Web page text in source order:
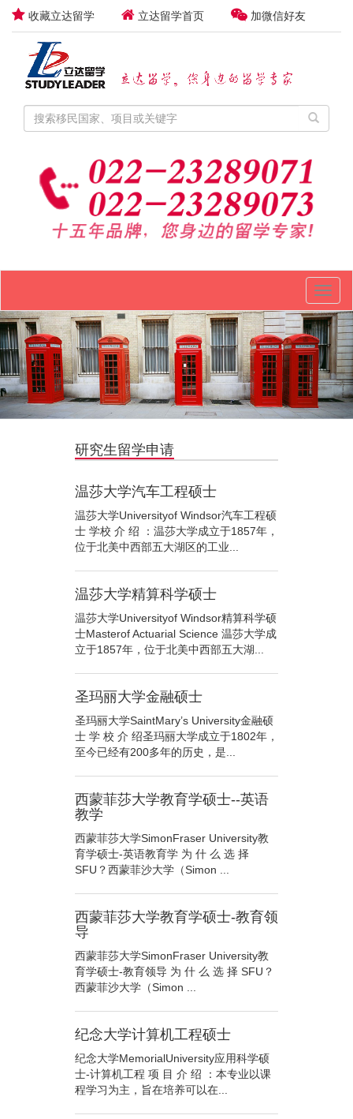
收藏立达留学 立达留学首页 加微信好友
研究生留学申请
温莎大学汽车工程硕士
温莎大学Universityof Windsor汽车工程硕
士 学校 介 绍 ：温莎大学成立于1857年，
位于北美中西部五大湖区的工业...
温莎大学精算科学硕士
温莎大学Universityof Windsor精算科学硕
士Masterof Actuarial Science 温莎大学成
立于1857年，位于北美中西部五大湖...
圣玛丽大学金融硕士
圣玛丽大学SaintMary’s University金融硕
士 学 校 介 绍圣玛丽大学成立于1802年，
至今已经有200多年的历史，是...
西蒙菲莎大学教育学硕士--英语
教学
西蒙菲莎大学SimonFraser University教
育学硕士-英语教育学 为 什 么 选 择
SFU？西蒙菲沙大学（Simon ...
西蒙菲莎大学教育学硕士-教育领
导
西蒙菲莎大学SimonFraser University教
育学硕士-教育领导 为 什 么 选 择 SFU？
西蒙菲沙大学（Simon ...
纪念大学计算机工程硕士
纪念大学MemorialUniversity应用科学硕
士-计算机工程 项 目 介 绍 ：本专业以课
程学习为主，旨在培养可以在...